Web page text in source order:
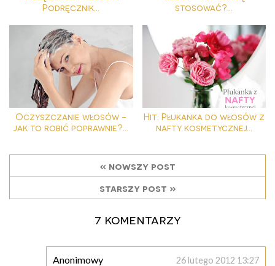
Podręcznik...
stosować?...
Oczyszczanie włosów -
jak to robić poprawnie?...
Hit: Płukanka do włosów z
nafty kosmetycznej...
« nowszy post
starszy post »
7 komentarzy
Anonimowy 26 lutego 2012 13:27